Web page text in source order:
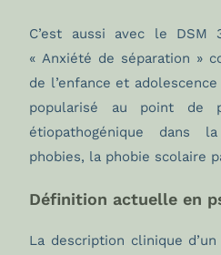
C’est aussi avec le DSM
« Anxiété de séparation »
de l’enfance et
popularisé au point de
étiopathogénique dans
phobies, la phobie scolaire
Définition actuelle en
La description clinique